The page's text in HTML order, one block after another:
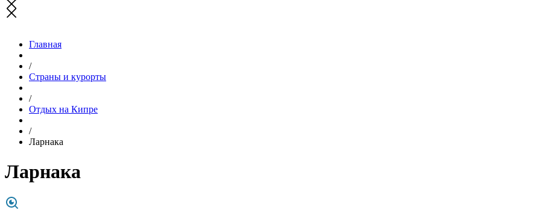
Главная
/
Страны и курорты
/
Отдых на Кипре
/
Ларнака
Ларнака